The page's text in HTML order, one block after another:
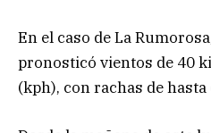
En el caso de La
pronosticó vientos de 40
(kph), con rachas de hasta